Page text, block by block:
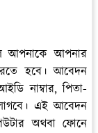
আপনাকে আপনার
হবে। আবেদন
নাম্বার, পিতা-
লাগবে। এই আবেদন
অথবা ফোনে